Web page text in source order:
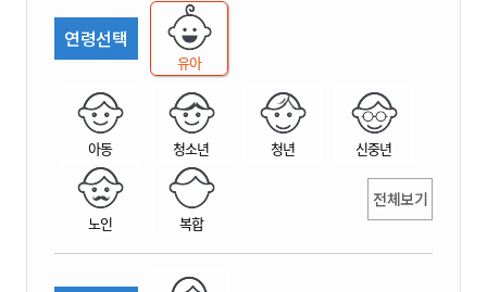
연령선택
유아
아동 청소년 청년 신중년
노인 복합
전체보기